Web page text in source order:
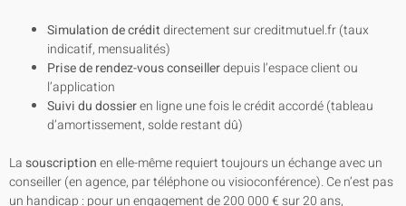
Simulation de créditdirectement sur creditmutuel.fr (taux
indicatif, mensualités)
Prise de rendez-vous conseillerdepuis l’espace client ou
l’application
Suivi du dossieren ligne une fois le crédit accordé (tableau
d’amortissement, solde restant dû)
Lasouscriptionen elle-même requiert toujours un échange avec un
conseiller (en agence, par téléphone ou visioconférence). Ce n’est pas
un handicap : pour un engagement de 200 000 € sur 20 ans,